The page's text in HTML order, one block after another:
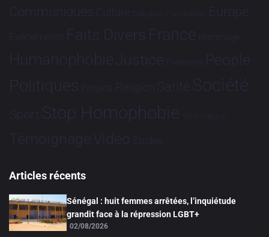
Communiqués Culture Dialogues France-Brésil Europe
Evénements Faits Divers France Hommage
HumanophobieJustice Partenariat People
Politiques Projets Religion Santé Société
Sport Stop Homophobie Tech Tribune
TémoignageVidéo Études
Articles récents
Sénégal : huit femmes arrêtées, l’inquiétude
grandit face à la répression LGBT+
02/08/2026